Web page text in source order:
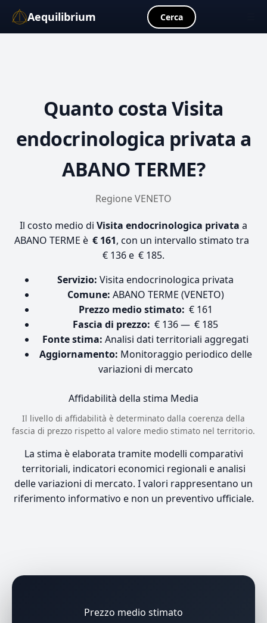
Aequilibrium Cerca
Quanto costa Visita
endocrinologica privata a
ABANO TERME?
Regione VENETO
Il costo medio di Visita endocrinologica privata a
ABANO TERME è € 161, con un intervallo stimato tra
€ 136 e € 185.
Servizio: Visita endocrinologica privata
Comune: ABANO TERME (VENETO)
Prezzo medio stimato: € 161
Fascia di prezzo: € 136 — € 185
Fonte stima: Analisi dati territoriali aggregati
Aggiornamento: Monitoraggio periodico delle
variazioni di mercato
Affidabilità della stima Media
Il livello di affidabilità è determinato dalla coerenza della
fascia di prezzo rispetto al valore medio stimato nel territorio.
La stima è elaborata tramite modelli comparativi
territoriali, indicatori economici regionali e analisi
delle variazioni di mercato. I valori rappresentano un
riferimento informativo e non un preventivo ufficiale.
Prezzo medio stimato